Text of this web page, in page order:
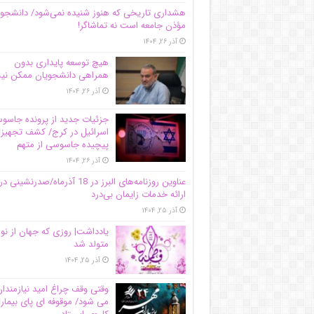
هشداری تاریخی که هنوز شنیده نمی‌شود/ دانشجو
مؤذن جامعه است نه تماشاگر!
آذر ۲۶, ۱۴۰۴
هیچ توسعه پایداری بدون
همراهی دانشجویان ممکن
آذر ۲۶, ۱۴۰۴
جزئیات جدید از پرونده
اسرائیل در کرج/‌ کشف
پیچیده جاسوسی از متهم
آذر ۲۶, ۱۴۰۴
عناوین روزنامه‌های البرز در ‌18 آذرماه/صدرنشینی در
ارائه خدمات زایمان بی‌درد
آذر ۲۵, ۱۴۰۴
یادداشت| روزی که جهان از نو
متولد شد
آذر ۲۵, ۱۴۰۴
وقتی وقف چراغ امید
می شود/ موقوفه ای پای